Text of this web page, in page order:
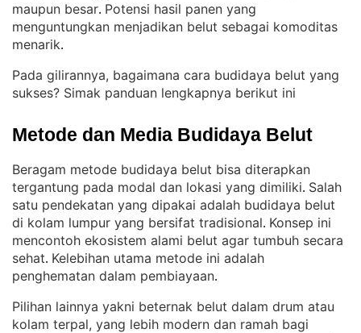
maupun besar. Potensi hasil panen yang
menguntungkan menjadikan belut sebagai komoditas
menarik.
Pada gilirannya, bagaimana cara budidaya belut yang
sukses? Simak panduan lengkapnya berikut ini
Metode dan Media Budidaya Belut
Beragam metode budidaya belut bisa diterapkan
tergantung pada modal dan lokasi yang dimiliki. Salah
satu pendekatan yang dipakai adalah budidaya belut
di kolam lumpur yang bersifat tradisional. Konsep ini
mencontoh ekosistem alami belut agar tumbuh secara
sehat. Kelebihan utama metode ini adalah
penghematan dalam pembiayaan.
Pilihan lainnya yakni beternak belut dalam drum atau
kolam terpal, yang lebih modern dan ramah bagi